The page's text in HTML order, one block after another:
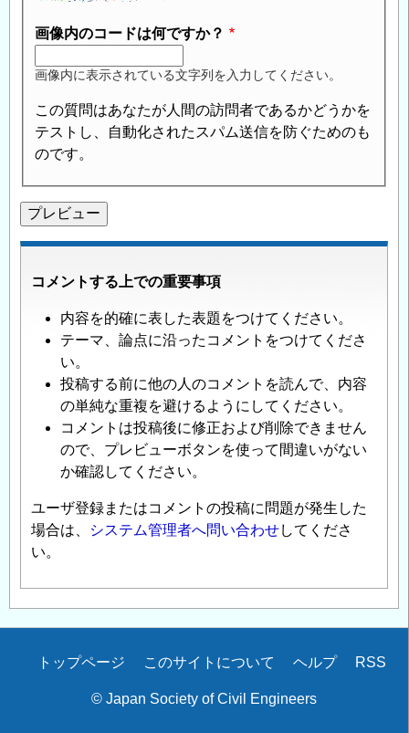
画像内のコードは何ですか？
画像内に表示されている文字列を入力してください。
この質問はあなたが人間の訪問者であるかどうかを
テストし、自動化されたスパム送信を防ぐためのも
のです。
コメントする上での重要事項
内容を的確に表した表題をつけてください。
テーマ、論点に沿ったコメントをつけてくださ
い。
投稿する前に他の人のコメントを読んで、内容
の単純な重複を避けるようにしてください。
コメントは投稿後に修正および削除できません
ので、プレビューボタンを使って間違いがない
か確認してください。
ユーザ登録またはコメントの投稿に問題が発生した
場合は、
システム管理者へ問い合わせしてくださ
い。
Secondary
トップページ このサイトについて ヘルプ RSS
© Japan Society of Civil Engineers